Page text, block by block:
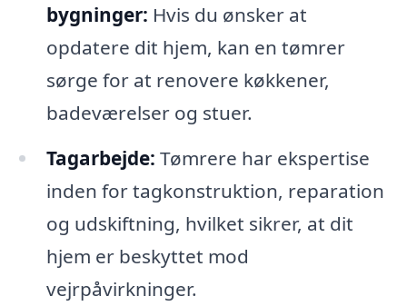
bygninger: Hvis du ønsker at
opdatere dit hjem, kan en tømrer
sørge for at renovere køkkener,
badeværelser og stuer.
Tagarbejde: Tømrere har ekspertise
inden for tagkonstruktion, reparation
og udskiftning, hvilket sikrer, at dit
hjem er beskyttet mod
vejrpåvirkninger.